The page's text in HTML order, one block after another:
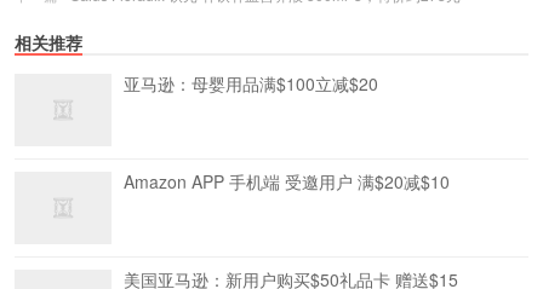
相关推荐
亚马逊：母婴用品满$100立减$20
Amazon APP 手机端 受邀用户 满$20减$10
美国亚马逊：新用户购买$50礼品卡 赠送$15